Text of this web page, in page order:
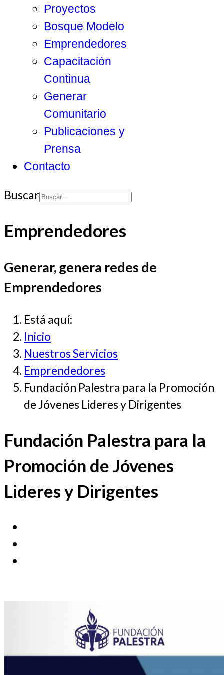
Proyectos
Bosque Modelo
Emprendedores
Capacitación
Continua
Generar
Comunitario
Publicaciones y
Prensa
Contacto
Buscar
characters for
Emprendedores
Generar, genera redes de
Emprendedores
Está aquí:
Inicio
Nuestros Servicios
Emprendedores
Fundación Palestra para la Promoción
de Jóvenes Lideres y Dirigentes
Fundación Palestra para la
Promoción de Jóvenes
Lideres y Dirigentes